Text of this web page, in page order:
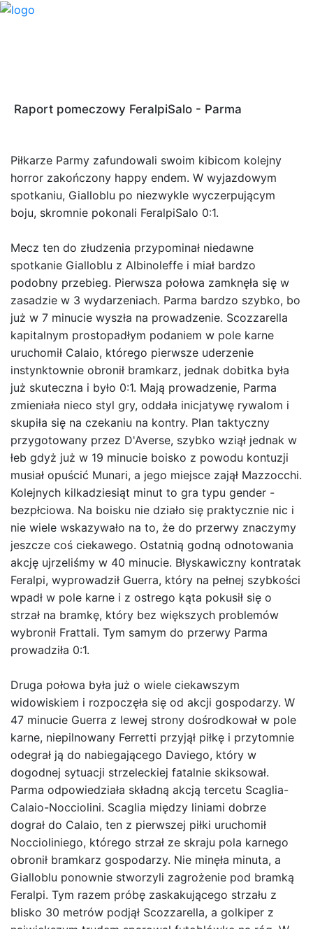
Raport pomeczowy FeralpiSalo - Parma
Piłkarze Parmy zafundowali swoim kibicom kolejny
horror zakończony happy endem. W wyjazdowym
spotkaniu, Gialloblu po niezwykle wyczerpującym
boju, skromnie pokonali FeralpiSalo 0:1.
Mecz ten do złudzenia przypominał niedawne
spotkanie Gialloblu z Albinoleffe i miał bardzo
podobny przebieg. Pierwsza połowa zamknęła się w
zasadzie w 3 wydarzeniach. Parma bardzo szybko, bo
już w 7 minucie wyszła na prowadzenie. Scozzarella
kapitalnym prostopadłym podaniem w pole karne
uruchomił Calaio, którego pierwsze uderzenie
instynktownie obronił bramkarz, jednak dobitka była
już skuteczna i było 0:1. Mają prowadzenie, Parma
zmieniała nieco styl gry, oddała inicjatywę rywalom i
skupiła się na czekaniu na kontry. Plan taktyczny
przygotowany przez D'Averse, szybko wziął jednak w
łeb gdyż już w 19 minucie boisko z powodu kontuzji
musiał opuścić Munari, a jego miejsce zajął Mazzocchi.
Kolejnych kilkadziesiąt minut to gra typu gender -
bezpłciowa. Na boisku nie działo się praktycznie nic i
nie wiele wskazywało na to, że do przerwy znaczymy
jeszcze coś ciekawego. Ostatnią godną odnotowania
akcję ujrzeliśmy w 40 minucie. Błyskawiczny kontratak
Feralpi, wyprowadził Guerra, który na pełnej szybkości
wpadł w pole karne i z ostrego kąta pokusił się o
strzał na bramkę, który bez większych problemów
wybronił Frattali. Tym samym do przerwy Parma
prowadziła 0:1.
Druga połowa była już o wiele ciekawszym
widowiskiem i rozpoczęła się od akcji gospodarzy. W
47 minucie Guerra z lewej strony dośrodkował w pole
karne, niepilnowany Ferretti przyjął piłkę i przytomnie
odegrał ją do nabiegającego Daviego, który w
dogodnej sytuacji strzeleckiej fatalnie skiksował.
Parma odpowiedziała składną akcją tercetu Scaglia-
Calaio-Nocciolini. Scaglia między liniami dobrze
dograł do Calaio, ten z pierwszej piłki uruchomił
Noccioliniego, którego strzał ze skraju pola karnego
obronił bramkarz gospodarzy. Nie minęła minuta, a
Gialloblu ponownie stworzyli zagrożenie pod bramką
Feralpi. Tym razem próbę zaskakującego strzału z
blisko 30 metrów podjął Scozzarella, a golkiper z